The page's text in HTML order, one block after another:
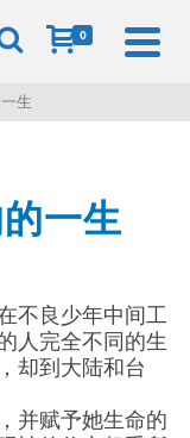
0
生
一生
不良少年中间工
人完全不同的生
却到大陆和台
并赋予她生命的